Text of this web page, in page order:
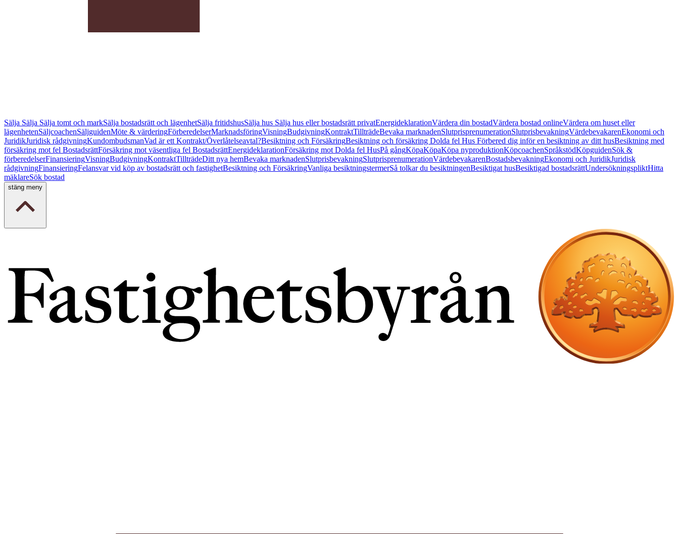
Sälja Sälja Sälja tomt och markSälja bostadsrätt och lägenhetSälja fritidshusSälja hus Sälja hus eller bostadsrätt privatEnergideklarationVärdera din bostadVärdera bostad onlineVärdera om huset eller
lägenhetenSäljcoachenSäljguidenMöte & värderingFörberedelserMarknadsföringVisningBudgivningKontraktTillträdeBevaka marknadenSlutprisprenumerationSlutprisbevakningVärdebevakarenEkonomi och
JuridikJuridisk rådgivningKundombudsmanVad är ett Kontrakt/Överlåtelseavtal?Besiktning och FörsäkringBesiktning och försäkring Dolda fel Hus Förbered dig inför en besiktning av ditt husBesiktning med
försäkring mot fel BostadsrättFörsäkring mot väsentliga fel BostadsrättEnergideklarationFörsäkring mot Dolda fel HusPå gångKöpaKöpaKöpa nyproduktionKöpcoachenSpråkstödKöpguidenSök &
förberedelserFinansieringVisningBudgivningKontraktTillträdeDitt nya hemBevaka marknadenSlutprisbevakningSlutprisprenumerationVärdebevakarenBostadsbevakningEkonomi och JuridikJuridisk
rådgivningFinansieringFelansvar vid köp av bostadsrätt och fastighetBesiktning och FörsäkringVanliga besiktningstermerSå tolkar du besiktningenBesiktigat husBesiktigad bostadsrättUndersökningspliktHitta
mäklareSök bostad
stäng meny